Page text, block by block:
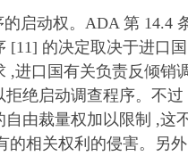
启动权。ADA 第 14.4
[11] 的决定取决于进口
,进口国有关负责反倾销
绝启动调查程序。不
由裁量权加以限制 ,这
的相关权利的侵害。另